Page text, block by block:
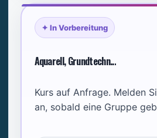
✦ In Vorbereitung
Aquarell, Grundtechn...
Kurs auf Anfrage. Melden
an, sobald eine Gruppe